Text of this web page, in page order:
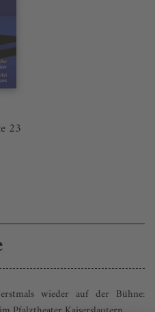
23
wieder auf der Bühne: